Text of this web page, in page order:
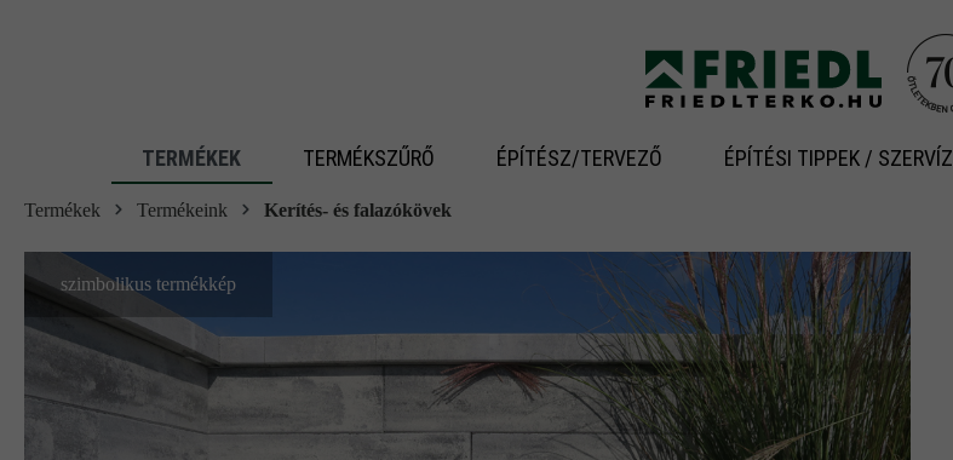
TERMÉKEK TERMÉKSZŰRŐ ÉPÍTÉSZ/TERVEZŐ ÉPÍTÉSI TIPPEK / SZERVÍZ
Termékek Termékeink Kerítés- és falazókövek
szimbolikus termékkép